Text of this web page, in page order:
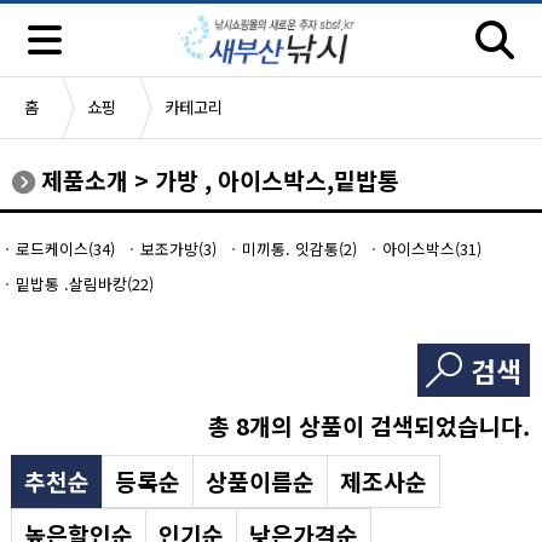
홈 쇼핑 카테고리
제품소개 > 가방 , 아이스박스,밑밥통
로드케이스(34) 보조가방(3) 미끼통. 잇감통(2)
아이스박스(31)
밑밥통 .살림바캉(22)
검색
총 8개의 상품이 검색되었습니다.
추천순
등록순 상품이름순
제조사순
높은할인순
인기순 낮은가격순